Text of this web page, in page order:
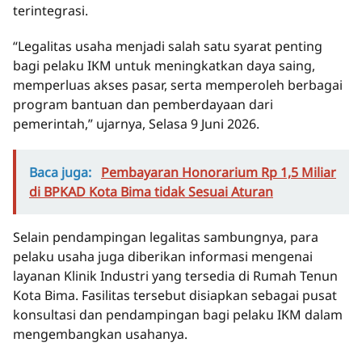
terintegrasi.
“Legalitas usaha menjadi salah satu syarat penting
bagi pelaku IKM untuk meningkatkan daya saing,
memperluas akses pasar, serta memperoleh berbagai
program bantuan dan pemberdayaan dari
pemerintah,” ujarnya, Selasa 9 Juni 2026.
Baca juga: Pembayaran Honorarium Rp 1,5 Miliar
di BPKAD Kota Bima tidak Sesuai Aturan
Selain pendampingan legalitas sambungnya, para
pelaku usaha juga diberikan informasi mengenai
layanan Klinik Industri yang tersedia di Rumah Tenun
Kota Bima. Fasilitas tersebut disiapkan sebagai pusat
konsultasi dan pendampingan bagi pelaku IKM dalam
mengembangkan usahanya.